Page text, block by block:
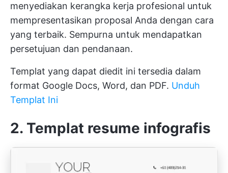
menyediakan kerangka kerja profesional untuk
mempresentasikan proposal Anda dengan cara
yang terbaik. Sempurna untuk mendapatkan
persetujuan dan pendanaan.
Templat yang dapat diedit ini tersedia dalam
format Google Docs, Word, dan PDF. Unduh
Templat Ini
2. Templat resume infografis